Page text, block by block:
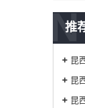
推
N
昆
昆
昆